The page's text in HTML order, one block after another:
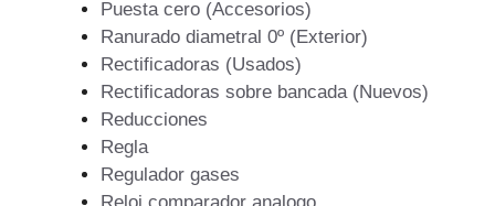
Puesta cero (Accesorios)
Ranurado diametral 0º (Exterior)
Rectificadoras (Usados)
Rectificadoras sobre bancada (Nuevos)
Reducciones
Regla
Regulador gases